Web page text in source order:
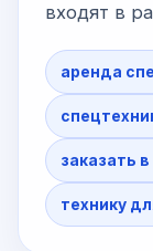
входят в
аренда
заказать
технику